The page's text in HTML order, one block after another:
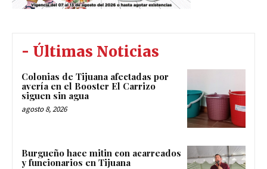
- Últimas Noticias
Colonias de Tijuana afectadas por
avería en el Booster El Carrizo
siguen sin agua
agosto 8, 2026
Burgueño hace mitin con acarreados
y funcionarios en Tijuana